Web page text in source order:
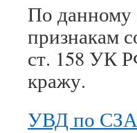
По данному
признакам
ст. 158 УК
кражу.
УВД по